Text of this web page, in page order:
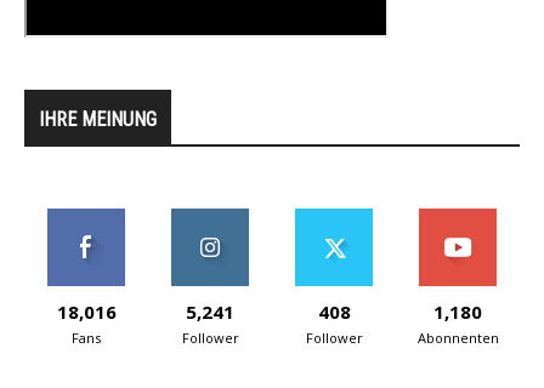
IHRE MEINUNG
18,016
Fans
5,241
Follower
408
Follower
1,180
Abonnenten